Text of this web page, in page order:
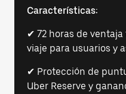
Características:
✔ 72 horas de
viaje para usuarios y
✔ Protección de
Uber Reserve y